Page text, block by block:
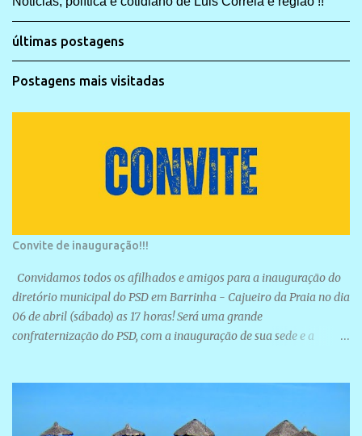
últimas postagens
Postagens mais visitadas
Convite de inauguração!!!
Convidamos todos os afilhados e amigos para a inauguração do
diretório municipal do PSD em Barrinha - Cajueiro da Praia no dia
06 de abril (sábado) as 17 horas! Será uma grande
confraternização do PSD, com a inauguração de sua sede e a